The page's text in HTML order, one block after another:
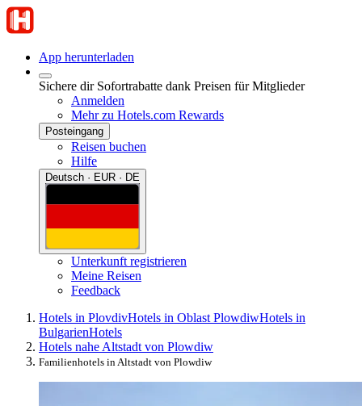
App herunterladen
Sichere dir Sofortrabatte dank Preisen für Mitglieder
Anmelden
Mehr zu Hotels.com Rewards
Posteingang
Reisen buchen
Hilfe
Deutsch · EUR · DE
Unterkunft registrieren
Meine Reisen
Feedback
Hotels in PlovdivHotels in Oblast PlowdiwHotels in
BulgarienHotels
Hotels nahe Altstadt von Plowdiw
Familienhotels in Altstadt von Plowdiw